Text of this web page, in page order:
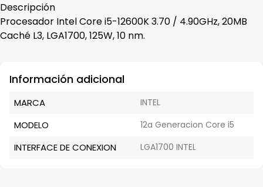
Descripción
Procesador Intel Core i5-12600K 3.70 / 4.90GHz, 20MB
Caché L3, LGA1700, 125W, 10 nm.
Información adicional
MARCA INTEL
MODELO 12a Generacion Core i5
INTERFACE DE CONEXION LGA1700 INTEL